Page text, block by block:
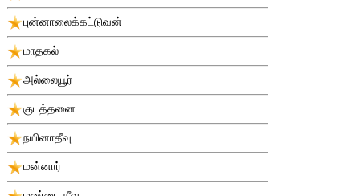
புன்னாலைக்கட்டுவன்
மாதகல்
அல்லையூர்
குடத்தனை
நயினாதீவு
மன்னார்